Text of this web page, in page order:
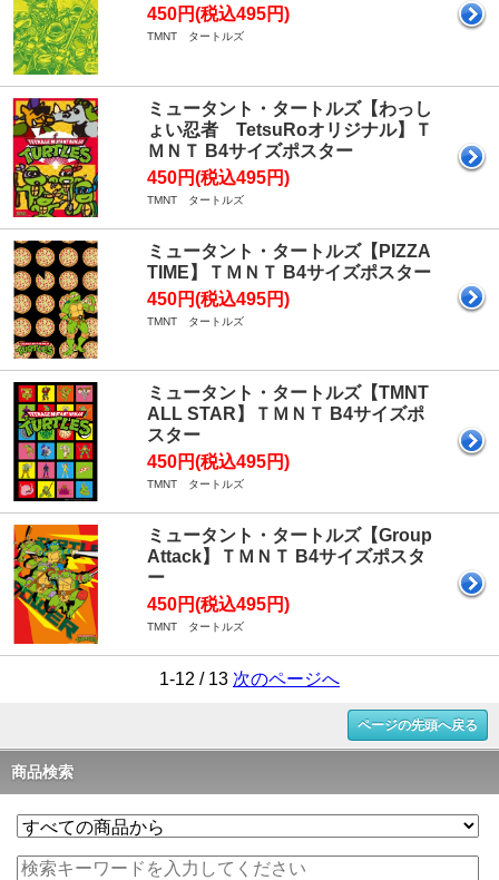
450円(税込495円)
TMNT タートルズ
ミュータント・タートルズ【わっし
ょい忍者 TetsuRoオリジナル】Ｔ
ＭＮＴ B4サイズポスター
450円(税込495円)
TMNT タートルズ
ミュータント・タートルズ【PIZZA
TIME】ＴＭＮＴ B4サイズポスター
450円(税込495円)
TMNT タートルズ
ミュータント・タートルズ【TMNT
ALL STAR】ＴＭＮＴ B4サイズポ
スター
450円(税込495円)
TMNT タートルズ
ミュータント・タートルズ【Group
Attack】ＴＭＮＴ B4サイズポスタ
ー
450円(税込495円)
TMNT タートルズ
1-12 / 13 次のページへ
ページの先頭へ戻る
商品検索